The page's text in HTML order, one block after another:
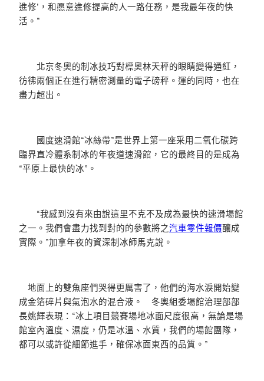
進修’，和愿意進修提高的人一路任務，是我最年夜的快
活。”
北京冬奧的制冰技巧對標奧林天秤的眼睛變得通紅，
彷彿兩個正在進行精密測量的電子磅秤。運的同時，也在
盡力超出。
國度速滑館“冰絲帶”是世界上第一座采用二氧化碳跨
臨界直冷體系制冰的年夜道速滑館，它的最終目的是成為
“平原上最快的冰”。
“我感到沒有來由說這里不克不及成為最快的速滑場館
之一。我們會盡力找到對的的參數將之汽車零件報價釀成
實際。”加拿年夜的資深制冰師馬克說。
地面上的雙魚座們哭得更厲害了，他們的海水淚開始變
成金箔碎片與氣泡水的混合液。 冬奧組委場館治理部部
長姚輝表現：“冰上項目競賽場地冰面尺度很高，無論是場
館室內溫度、濕度，仍是冰溫、水質，我們的場館團隊，
都可以或許從細節進手，確保冰面東西的品質。”